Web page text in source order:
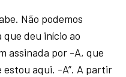
Não podemos
que deu início ao
assinada por -A, que
estou aqui. -A”. A partir